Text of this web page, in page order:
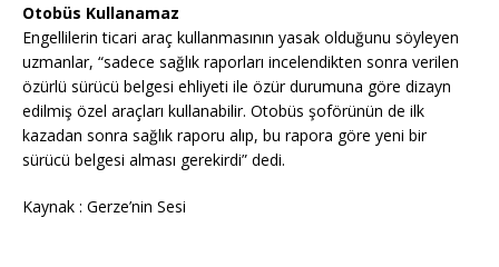
Otobüs Kullanamaz
Engellilerin ticari araç kullanmasının yasak olduğunu söyleyen
uzmanlar, “sadece sağlık raporları incelendikten sonra verilen
özürlü sürücü belgesi ehliyeti ile özür durumuna göre dizayn
edilmiş özel araçları kullanabilir. Otobüs şoförünün de ilk
kazadan sonra sağlık raporu alıp, bu rapora göre yeni bir
sürücü belgesi alması gerekirdi” dedi.
Kaynak : Gerze’nin Sesi